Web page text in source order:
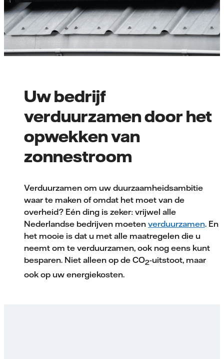
Uw bedrijf
verduurzamen door het
opwekken van
zonnestroom
Verduurzamen om uw duurzaamheidsambitie
waar te maken of omdat het moet van de
overheid? Eén ding is zeker: vrijwel alle
Nederlandse bedrijven moeten verduurzamen. En
het mooie is dat u met alle maatregelen die u
neemt om te verduurzamen, ook nog eens kunt
besparen. Niet alleen op de CO2-uitstoot, maar
ook op uw energiekosten.